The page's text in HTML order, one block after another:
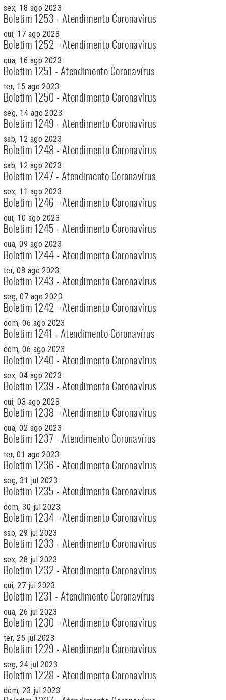
sex, 18 ago 2023
Boletim 1253 - Atendimento Coronavírus
qui, 17 ago 2023
Boletim 1252 - Atendimento Coronavírus
qua, 16 ago 2023
Boletim 1251 - Atendimento Coronavírus
ter, 15 ago 2023
Boletim 1250 - Atendimento Coronavírus
seg, 14 ago 2023
Boletim 1249 - Atendimento Coronavírus
sab, 12 ago 2023
Boletim 1248 - Atendimento Coronavírus
sab, 12 ago 2023
Boletim 1247 - Atendimento Coronavírus
sex, 11 ago 2023
Boletim 1246 - Atendimento Coronavírus
qui, 10 ago 2023
Boletim 1245 - Atendimento Coronavírus
qua, 09 ago 2023
Boletim 1244 - Atendimento Coronavírus
ter, 08 ago 2023
Boletim 1243 - Atendimento Coronavírus
seg, 07 ago 2023
Boletim 1242 - Atendimento Coronavírus
dom, 06 ago 2023
Boletim 1241 - Atendimento Coronavírus
dom, 06 ago 2023
Boletim 1240 - Atendimento Coronavírus
sex, 04 ago 2023
Boletim 1239 - Atendimento Coronavírus
qui, 03 ago 2023
Boletim 1238 - Atendimento Coronavírus
qua, 02 ago 2023
Boletim 1237 - Atendimento Coronavírus
ter, 01 ago 2023
Boletim 1236 - Atendimento Coronavírus
seg, 31 jul 2023
Boletim 1235 - Atendimento Coronavírus
dom, 30 jul 2023
Boletim 1234 - Atendimento Coronavírus
sab, 29 jul 2023
Boletim 1233 - Atendimento Coronavírus
sex, 28 jul 2023
Boletim 1232 - Atendimento Coronavírus
qui, 27 jul 2023
Boletim 1231 - Atendimento Coronavírus
qua, 26 jul 2023
Boletim 1230 - Atendimento Coronavírus
ter, 25 jul 2023
Boletim 1229 - Atendimento Coronavírus
seg, 24 jul 2023
Boletim 1228 - Atendimento Coronavírus
dom, 23 jul 2023